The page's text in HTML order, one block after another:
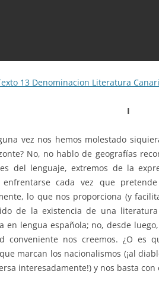
13 Denominacion Literatura
I
vez nos hemos molestado
No, no hablo de geografías
del lenguaje, extremos de la
enfrentarse cada vez que
lo que nos proporciona (y
de la existencia de una
en lengua española; no, desde
conveniente nos creemos. ¿O es
marcan los nacionalismos (¡al
interesadamente!) y nos basta